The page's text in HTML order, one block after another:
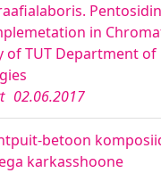
in
of TUT Department of
02.06.2017
betoon
karkasshoone